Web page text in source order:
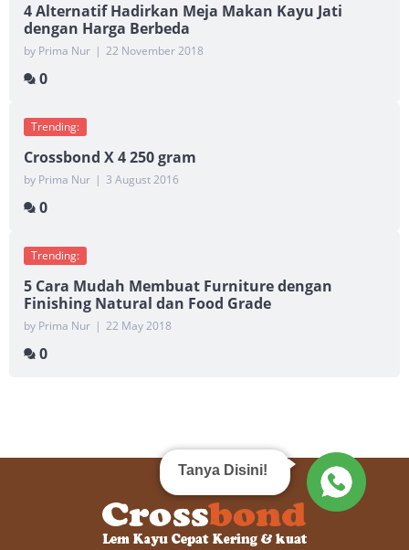
4 Alternatif Hadirkan Meja Makan Kayu Jati
dengan Harga Berbeda
by Prima Nur | 22 November 2018
0
Trending:
Crossbond X 4 250 gram
by Prima Nur | 3 August 2016
0
Trending:
5 Cara Mudah Membuat Furniture dengan
Finishing Natural dan Food Grade
by Prima Nur | 22 May 2018
0
Tanya Disini!